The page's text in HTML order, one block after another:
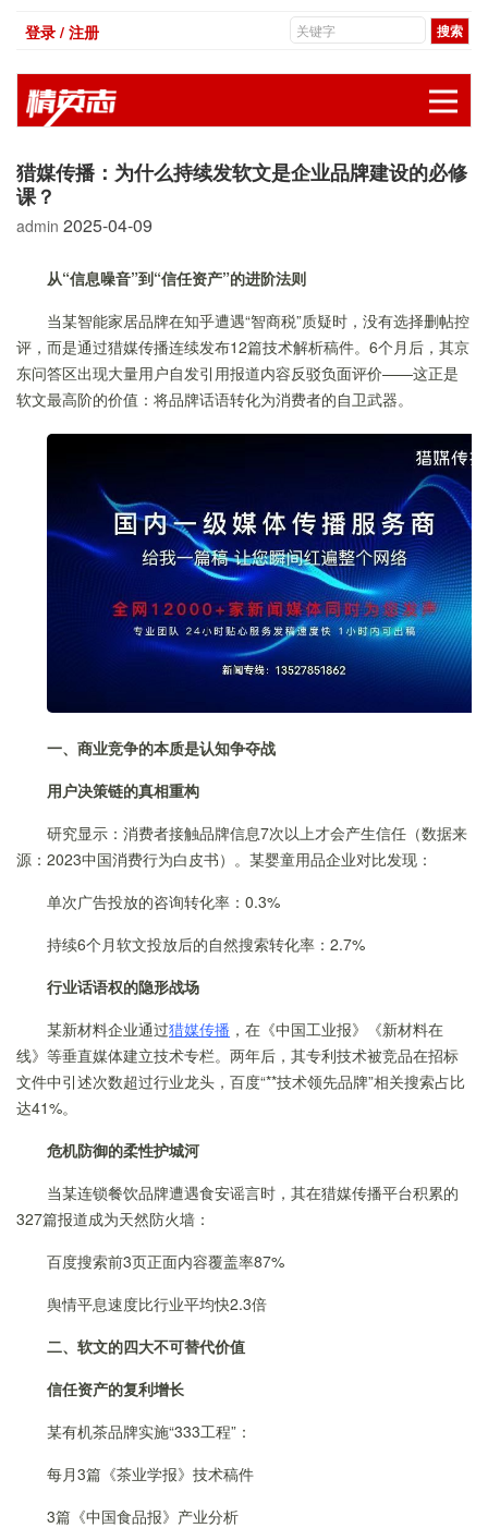
登录 / 注册
猎媒传播：为什么持续发软文是企业品牌建设的必修
课？
admin 2025-04-09
从“信息噪音”到“信任资产”的进阶法则
当某智能家居品牌在知乎遭遇“智商税”质疑时，没有选择删帖控
评，而是通过猎媒传播连续发布12篇技术解析稿件。6个月后，其京
东问答区出现大量用户自发引用报道内容反驳负面评价——这正是
软文最高阶的价值：将品牌话语转化为消费者的自卫武器。
一、商业竞争的本质是认知争夺战
用户决策链的真相重构
研究显示：消费者接触品牌信息7次以上才会产生信任（数据来
源：2023中国消费行为白皮书）。某婴童用品企业对比发现：
单次广告投放的咨询转化率：0.3%
持续6个月软文投放后的自然搜索转化率：2.7%
行业话语权的隐形战场
某新材料企业通过猎媒传播 ，在《中国工业报》《新材料在
线》等垂直媒体建立技术专栏。两年后，其专利技术被竞品在招标
文件中引述次数超过行业龙头，百度“**技术领先品牌”相关搜索占比
达41%。
危机防御的柔性护城河
当某连锁餐饮品牌遭遇食安谣言时，其在猎媒传播平台积累的
327篇报道成为天然防火墙：
百度搜索前3页正面内容覆盖率87%
舆情平息速度比行业平均快2.3倍
二、软文的四大不可替代价值
信任资产的复利增长
某有机茶品牌实施“333工程”：
每月3篇《茶业学报》技术稿件
3篇《中国食品报》产业分析